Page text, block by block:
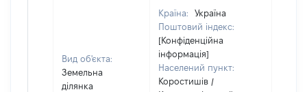
Вид об'єкта:
Земельна
ділянка
Країна:
Україна
Поштовий індекс:
[Конфіденційна
інформація]
Населений пункт:
Коростишів /